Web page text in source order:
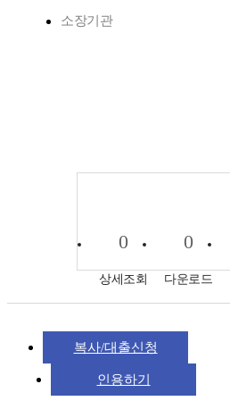
소장기관
0
상세조회
0
다운로드
복사/대출신청
인용하기